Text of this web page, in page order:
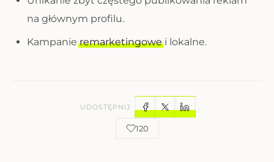
na głównym profilu.
Kampanieremarketingowei lokalne.
UDOSTĘPNIJ
120